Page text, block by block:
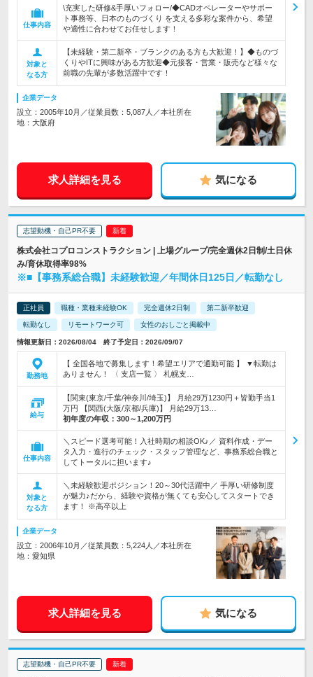
仕事内容
\充実した研修&手厚いフォロー/◆CADオペレーターやサポー
ト事務等、日本のものづくり を支える多彩な案件から、希望
や適性に合わせてお任せします！
対象と
なる方
【未経験・第二新卒・ブランクのある方も大歓迎！】◆ものづ
くりやITに興味がある方歓迎◆元接客・営業・販売など様々な
前職の先輩が多数活躍中です！
企業データ
設立：2005年10月／従業員数：5,087人／本社所在
地：大阪府
求人詳細を見る 気になる
志望動機・自己PR不要
株式会社コプロコンストラクション | 上場グループ/完全週休2日制/土日休
み/育休取得率98%
※■【事務系総合職】未経験歓迎／年間休日125日／転勤なし
正社員 職種・業種未経験OK 完全週休2日制 第二新卒歓迎
転勤なし リモートワーク可 女性のおしごと掲載中
情報更新日：2026/08/04 終了予定日：2026/09/07
勤務地
【 全国各地で募集します！希望エリアで通勤可能 】 ▼転勤は
ありません！ 〈 支店一覧 〉 札幌支…
給与
【関東(東京/千葉/神奈川/埼玉)】 月給29万1230円＋皆勤手当1
万円 【関西(大阪/京都/兵庫)】 月給29万13…
初年度の年収： 300～1,200万円
仕事内容
＼スピード選考可能！入社時期の相談OK♪／ 資料作成・デー
タ入力・進行のチェック・スタッフ管理など、事務系総合職と
してトータルに担います♪
対象と
なる方
＼未経験歓迎ポジション！20～30代活躍中／ 手厚い研修制度
が魅力♪だから、経験や資格が無くても安心してスタートでき
ます！ ※高卒以上
企業データ
設立：2006年10月／従業員数：5,224人／本社所在
地：愛知県
求人詳細を見る 気になる
志望動機・自己PR不要